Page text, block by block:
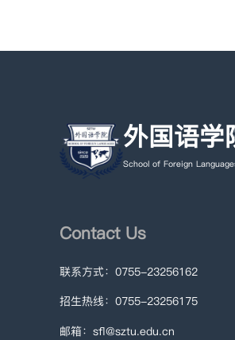
外国语学
School of Foreign
Contact Us
联系方式：0755-23256162
招生热线：0755-23256175
邮箱：sfl@sztu.edu.cn